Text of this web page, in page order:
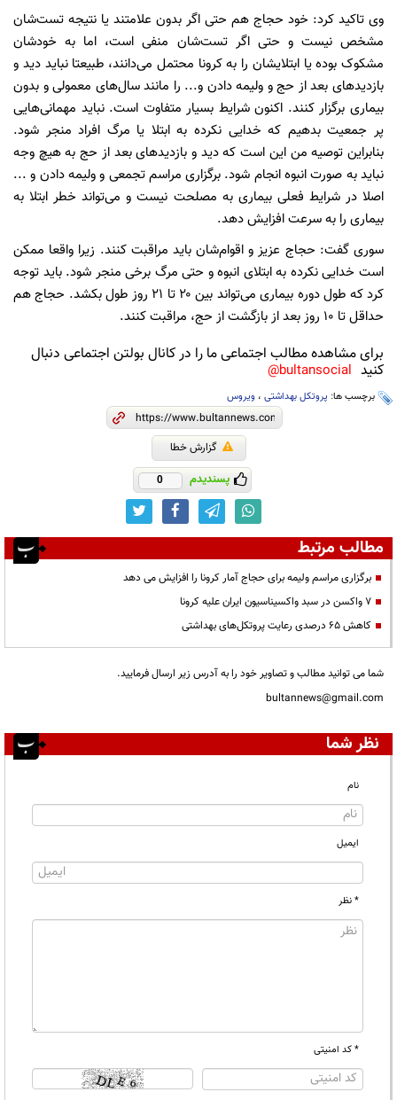
وی تاکید کرد: خود حجاج هم حتی اگر بدون علامتند یا نتیجه تست‌شان
مشخص نیست و حتی اگر تست‌شان منفی است، اما به خودشان
مشکوک بوده یا ابتلایشان را به کرونا محتمل می‌دانند، طبیعتا نباید دید و
بازدیدهای بعد از حج و ولیمه دادن و... را مانند سال‌های معمولی و بدون
بیماری برگزار کنند. اکنون شرایط بسیار متفاوت است. نباید مهمانی‌هایی
پر جمعیت بدهیم که خدایی نکرده به ابتلا یا مرگ افراد منجر شود.
بنابراین توصیه من این است که دید و بازدیدهای بعد از حج به هیچ وجه
نباید به صورت انبوه انجام شود. برگزاری مراسم تجمعی و ولیمه دادن و ...
اصلا در شرایط فعلی بیماری به مصلحت نیست و می‌تواند خطر ابتلا به
بیماری را به سرعت افزایش دهد.
سوری گفت: حجاج عزیز و اقوام‌شان باید مراقبت کنند. زیرا واقعا ممکن
است خدایی نکرده به ابتلای انبوه و حتی مرگ برخی منجر شود. باید توجه
کرد که طول دوره بیماری می‌تواند بین ۲۰ تا ۲۱ روز طول بکشد. حجاج هم
حداقل تا ۱۰ روز بعد از بازگشت از حج، مراقبت کنند.
برای مشاهده مطالب اجتماعی ما را در کانال بولتن اجتماعی دنبال
کنید bultansocial@
برچسب ها: پروتکل بهداشتی ، ویروس
گزارش خطا
پسندیدم 0
مطالب مرتبط
برگزاری مراسم ولیمه برای حجاج آمار کرونا را افزایش می دهد
۷ واکسن در سبد واکسیناسیون ایران علیه کرونا
کاهش 65 درصدی رعایت پروتکل‌های بهداشتی
شما می توانید مطالب و تصاویر خود را به آدرس زیر ارسال فرمایید.
bultannews@gmail.com
نظر شما
نام
ایمیل
* نظر
* کد امنیتی